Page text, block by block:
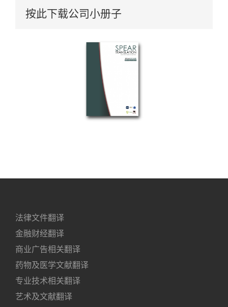
按此下载公司小册子
法律文件翻译
金融财经翻译
商业广告相关翻译
药物及医学文献翻译
专业技术相关翻译
艺术及文献翻译